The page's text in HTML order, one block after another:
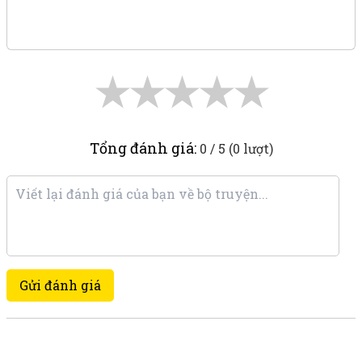
★
★
★
★
★
Tổng đánh giá: 0 / 5 (0 lượt)
Gửi đánh giá